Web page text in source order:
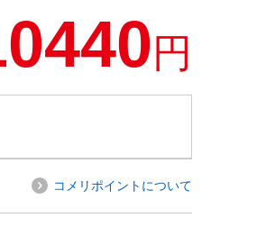
円
コメリポイントについて